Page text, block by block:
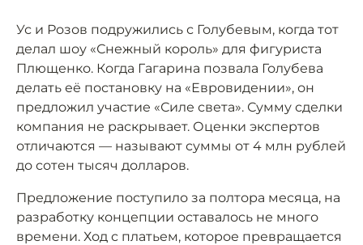
Ус и Розов подружились с Голубевым, когда тот
делал шоу «Снежный король» для фигуриста
Плющенко. Когда Гагарина позвала Голубева
делать её постановку на «Евровидении», он
предложил участие «Силе света». Сумму сделки
компания не раскрывает. Оценки экспертов
отличаются — называют суммы от 4 млн рублей
до сотен тысяч долларов.
Предложение поступило за полтора месяца, на
разработку концепции оставалось не много
времени. Ход с платьем, которое превращается